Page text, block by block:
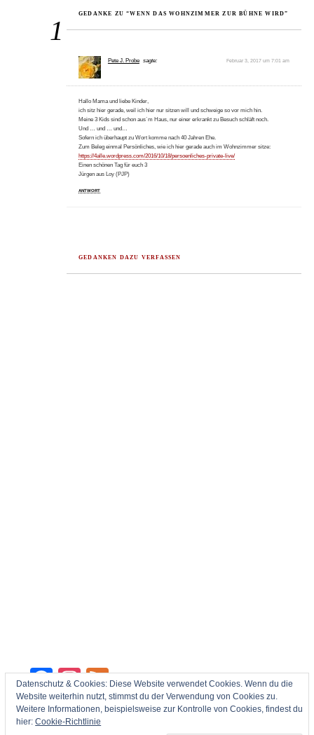
1
GEDANKE ZU “WENN DAS WOHNZIMMER ZUR BÜHNE WIRD”
Pete J. Probe sagte: Februar 3, 2017 um 7:01 am
Hallo Mama und liebe Kinder,
ich sitz hier gerade, weil ich hier nur sitzen will und schweige so vor mich hin.
Meine 3 Kids sind schon aus`m Haus, nur einer erkrankt zu Besuch schläft noch.
Und … und … und…
Sofern ich überhaupt zu Wort komme nach 40 Jahren Ehe.
Zum Beleg einmal Persönliches, wie ich hier gerade auch im Wohnzimmer sitze:
https://4alle.wordpress.com/2016/10/18/persoenliches-private-live/
Einen schönen Tag für euch 3
Jürgen aus Loy (PJP)
ANTWORT
GEDANKEN DAZU VERFASSEN
Facebook
Instagram
Feed
Datenschutz & Cookies: Diese Website verwendet Cookies. Wenn du die
Website weiterhin nutzt, stimmst du der Verwendung von Cookies zu.
Weitere Informationen, beispielsweise zur Kontrolle von Cookies, findest du
hier:Cookie-Richtlinie